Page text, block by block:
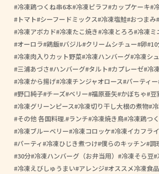
冷凍鶏つくね串6本 冷凍ピラフ カップケーキ
トマト シーフードミックス 冷凍塩鮭 おつまみ
冷凍アボカド 冷凍たこ焼き 冷凍とろろ 冷凍ミ
オーロラ 鶏飯 バジル クリームシチュー 卵
冷凍肉入りカット野菜 冷凍ハンバーグ 冷凍シ
三浦あづさ ハンバーグ タルト カプレーゼ 冷
冷凍から揚げ 冷凍チンジャオロース パーティー
野口純子 チーズ ベリー 福原亜矢 かぼちゃ 豆
冷凍グリーンピース 冷凍切り干し大根の煮物
その他 各国料理. ランチ 冷凍焼き鳥 冷凍鶏つ
冷凍ブルーベリー 冷凍コロッケ 冷凍イカフライ
パーティ 冷凍ひじき煮つけ 僕らのキッチン 調
30分 冷凍ハンバーグ（お弁当用） 冷凍そら豆
冷凍えびしゅうまい アレンジ オススメ冷凍食品